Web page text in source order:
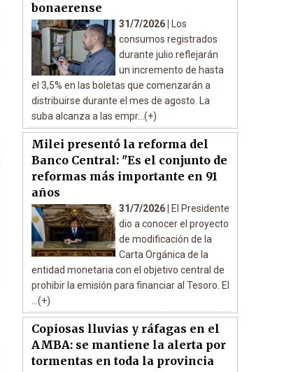
bonaerense
31/7/2026 |
Los
consumos registrados
durante julio reflejarán
un incremento de hasta
el 3,5% en las boletas que comenzarán a
distribuirse durante el mes de agosto. La
suba alcanza a las empr...(+)
Milei presentó la reforma del
Banco Central: "Es el conjunto de
reformas más importante en 91
años
31/7/2026 |
El Presidente
dio a conocer el proyecto
de modificación de la
Carta Orgánica de la
entidad monetaria con el objetivo central de
prohibir la emisión para financiar al Tesoro. El
...(+)
Copiosas lluvias y ráfagas en el
AMBA: se mantiene la alerta por
tormentas en toda la provincia